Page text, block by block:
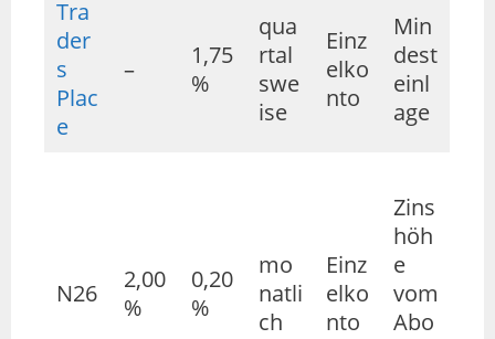
Tra
der
s
Plac
e
–
1,75
%
qua
rtal
swe
ise
Einz
elko
nto
Min
dest
einl
age
N26
2,00
%
0,20
%
mo
natli
ch
Einz
elko
nto
Zins
höh
e
vom
Abo